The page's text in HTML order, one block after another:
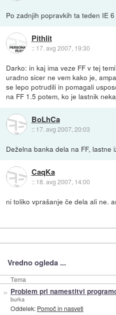
Po zadnjih popravkih ta teden IE
Pithlit
:: 17. avg 2007, 19:30
Darko: in kaj ima veze FF v tej
uradno sicer ne vem kako je,
se lepo potrudili in pomagali
na FF 1.5 potem, ko je lastnik
BoLhCa
:: 17. avg 2007, 20:03
Deželna banka dela na FF, lastne
CaqKa
:: 18. avg 2007, 14:00
ni toliko vprašanje če dela ali ne.
Vredno ogleda ...
Tema
» Problem pri namestitvi
burka
Oddelek: Pomoč in nasveti